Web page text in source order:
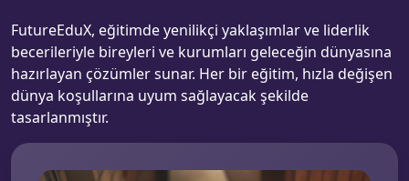
FutureEduX, eğitimde yenilikçi yaklaşımlar ve liderlik
becerileriyle bireyleri ve kurumları geleceğin dünyasına
hazırlayan çözümler sunar. Her bir eğitim, hızla değişen
dünya koşullarına uyum sağlayacak şekilde
tasarlanmıştır.